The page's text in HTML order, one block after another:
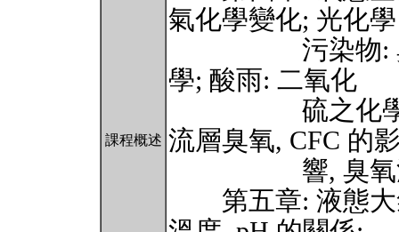
課程概述
氣化學變化; 光化學
污染物: 臭氧
學; 酸雨: 二氧化
硫之化學變化
流層臭氧, CFC 的
響, 臭氧洞的
第五章: 液態大